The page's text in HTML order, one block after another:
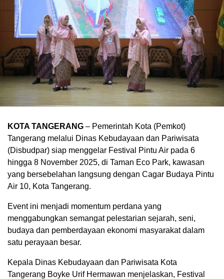
KOTA TANGERANG – Pemerintah Kota (Pemkot)
Tangerang melalui Dinas Kebudayaan dan Pariwisata
(Disbudpar) siap menggelar Festival Pintu Air pada 6
hingga 8 November 2025, di Taman Eco Park, kawasan
yang bersebelahan langsung dengan Cagar Budaya Pintu
Air 10, Kota Tangerang.
Event ini menjadi momentum perdana yang
menggabungkan semangat pelestarian sejarah, seni,
budaya dan pemberdayaan ekonomi masyarakat dalam
satu perayaan besar.
Kepala Dinas Kebudayaan dan Pariwisata Kota
Tangerang Boyke Urif Hermawan menjelaskan, Festival